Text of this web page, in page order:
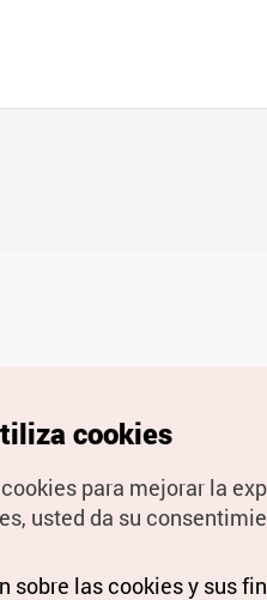
relacionadas con el sitio
cookies
para mejorar la
usted da su
sobre las cookies y sus